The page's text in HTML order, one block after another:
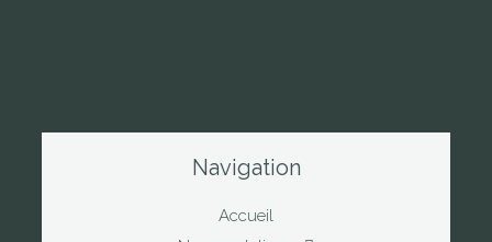
Navigation
Accueil